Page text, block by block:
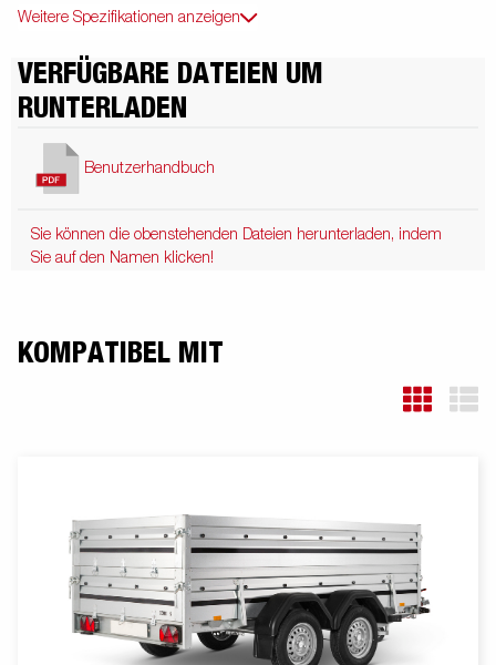
Weitere Spezifikationen anzeigen
VERFÜGBARE DATEIEN UM
RUNTERLADEN
Benutzerhandbuch
Sie können die obenstehenden Dateien herunterladen, indem
Sie auf den Namen klicken!
KOMPATIBEL MIT